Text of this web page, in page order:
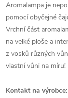
Aromalampa je
pomocí obyčejné
Vrchní část
na velké ploše a
z vosků různých
vlastní vůni na míru!
Kontakt na výrobce: